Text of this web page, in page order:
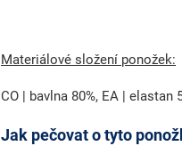
Materiálové složení ponožek:
CO | bavlna 80%, EA | elastan
Jak pečovat o tyto